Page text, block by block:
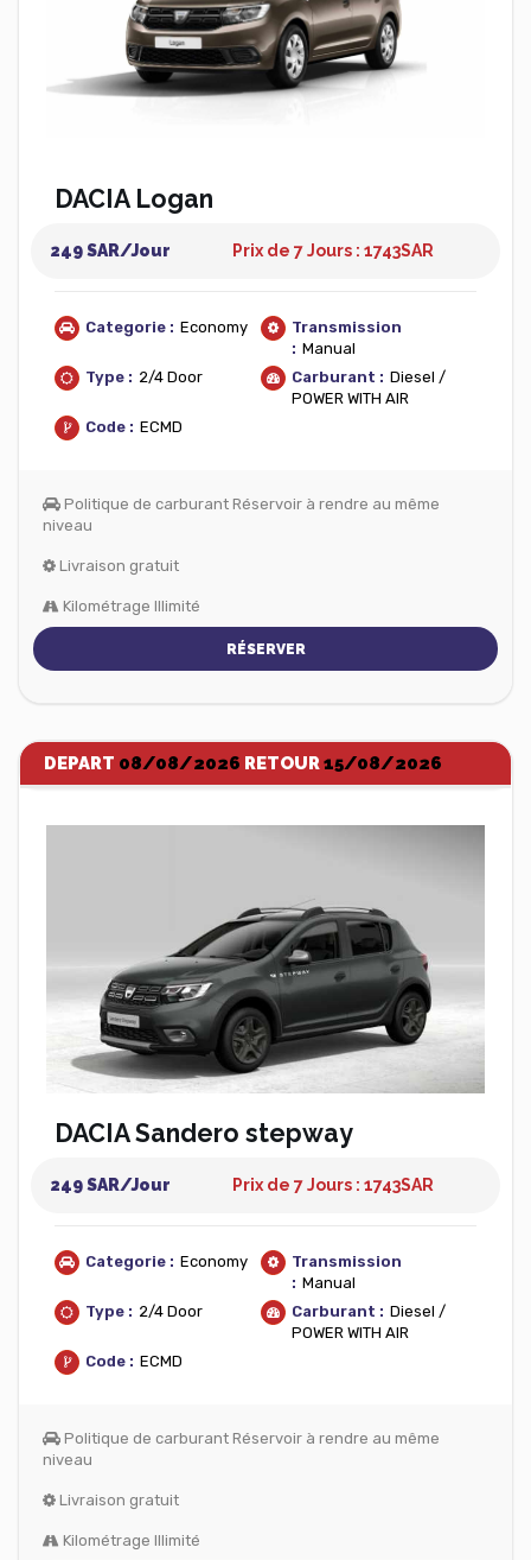
DACIA Logan
249 SAR/Jour Prix de 7 Jours : 1743SAR
Categorie : Economy
Transmission
: Manual
Type : 2/4 Door Carburant : Diesel /
POWER WITH AIR
Code : ECMD
Politique de carburant Réservoir à rendre au même
niveau
Livraison gratuit
Kilométrage Illimité
RÉSERVER
DEPART 08/08/2026 RETOUR15/08/2026
DACIA Sandero stepway
249 SAR/Jour Prix de 7 Jours : 1743SAR
Categorie : Economy
Transmission
: Manual
Type : 2/4 Door Carburant : Diesel /
POWER WITH AIR
Code : ECMD
Politique de carburant Réservoir à rendre au même
niveau
Livraison gratuit
Kilométrage Illimité